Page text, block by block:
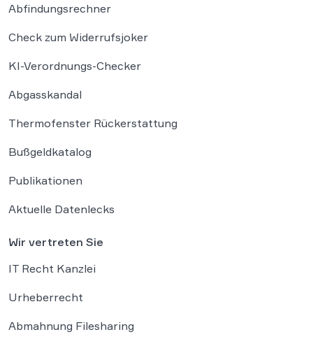
Abfindungsrechner
Check zum Widerrufsjoker
KI-Verordnungs-Checker
Abgasskandal
Thermofenster Rückerstattung
Bußgeldkatalog
Publikationen
Aktuelle Datenlecks
Wir vertreten Sie
IT Recht Kanzlei
Urheberrecht
Abmahnung Filesharing